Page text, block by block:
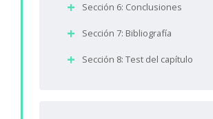
Sección 6: Conclusiones
Sección 7: Bibliografía
Sección 8: Test del capítulo